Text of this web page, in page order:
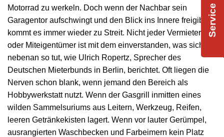
Motorrad zu werkeln. Doch wenn der Nachbar sein
Garagentor aufschwingt und den Blick ins Innere freigibt,
kommt es immer wieder zu Streit. Nicht jeder Vermieter
oder Miteigentümer ist mit dem einverstanden, was sich
nebenan so tut, wie Ulrich Ropertz, Sprecher des
Deutschen Mieterbunds in Berlin, berichtet. Oft liegen die
Nerven schon blank, wenn jemand den Bereich als
Hobbywerkstatt nutzt. Wenn der Gasgrill inmitten eines
wilden Sammelsuriums aus Leitern, Werkzeug, Reifen,
leeren Getränkekisten lagert. Wenn vor lauter Gerümpel,
ausrangierten Waschbecken und Farbeimern kein Platz
Service